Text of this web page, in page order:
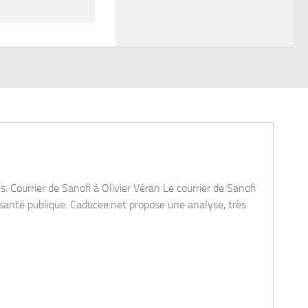
disponible sur le site de l'IHU Méditerranée Infection.
du Pr Raoul
Un peu d'humour avec cette métaphore du gilet de sauvetage
[read more]